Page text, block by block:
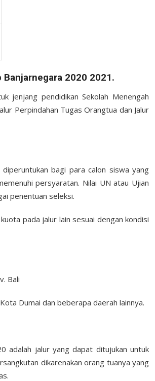
Banjarnegara 2020 2021.
jenjang pendidikan Sekolah Menengah
Perpindahan Tugas Orangtua dan Jalur
bagi para calon siswa yang
persyaratan. Nilai UN atau Ujian
penentuan seleksi.
pada jalur lain sesuai dengan kondisi
Bali
Dumai dan beberapa daerah lainnya.
adalah jalur yang dapat ditujukan untuk
dikarenakan orang tuanya yang